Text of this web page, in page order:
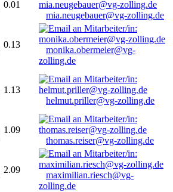
0.01
mia.neugebauer@vg-zolling.de
0.13
monika.obermeier@vg-
zolling.de
1.13
helmut.priller@vg-zolling.de
1.09
thomas.reiser@vg-zolling.de
2.09
maximilian.riesch@vg-
zolling.de